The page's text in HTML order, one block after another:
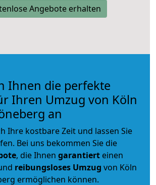
Angebote erhalten
Ihnen die perfekte
Ihren Umzug von Köln
an
Ihre kostbare Zeit und lassen Sie
Bei uns bekommen Sie die
, die Ihnen garantiert einen
reibungsloses Umzug von Köln
ermöglichen können.